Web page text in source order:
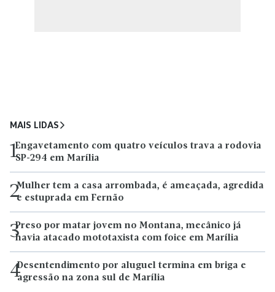
MAIS LIDAS
1Engavetamento com quatro veículos trava a rodovia
SP-294 em Marília
2Mulher tem a casa arrombada, é ameaçada, agredida
e estuprada em Fernão
3Preso por matar jovem no Montana, mecânico já
havia atacado mototaxista com foice em Marília
4Desentendimento por aluguel termina em briga e
agressão na zona sul de Marília